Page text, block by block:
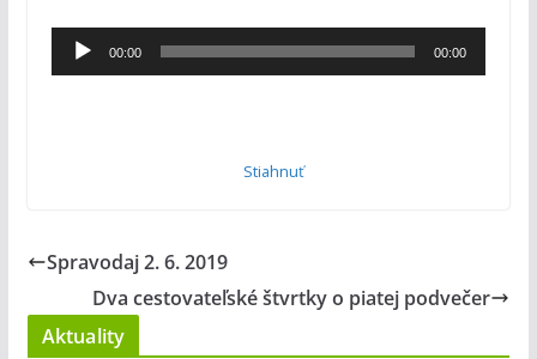
Audio
prehrávač
00:00 00:00
Stiahnuť
Spravodaj 2. 6. 2019
Dva cestovateľské štvrtky o piatej podvečer
Aktuality